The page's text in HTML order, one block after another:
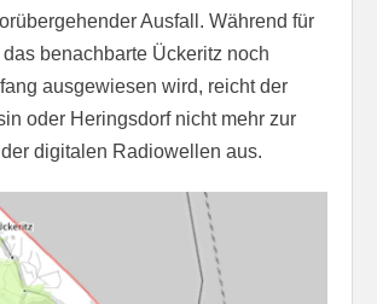
Ausfall. Während für
benachbarte Ückeritz noch
ausgewiesen wird, reicht der
oder Heringsdorf nicht mehr zur
digitalen Radiowellen aus.